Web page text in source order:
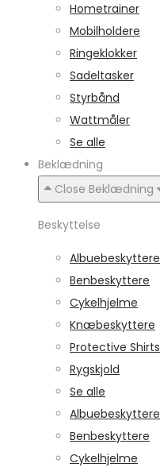
Hometrainer
Mobilholdere
Ringeklokker
Sadeltasker
Styrbånd
Wattmåler
Se alle
Beklædning
Close Beklædning
Beskyttelse
Albuebeskyttere
Benbeskyttere
Cykelhjelme
Knæbeskyttere
Protective Shirts
Rygskjold
Se alle
Albuebeskyttere
Benbeskyttere
Cykelhjelme